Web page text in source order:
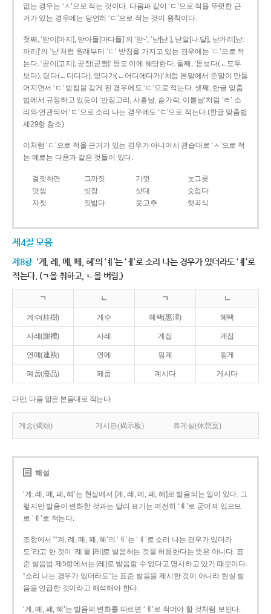
없는 경우는 ‘ㅅ’으로 적는 것이다. 다음과 같이 ‘ㄷ’으로 적을 뚜렷한 근
거가 있는 경우에는 당연히 ‘ㄷ’으로 적는 것이 원칙이다.
첫째, ‘맏이[마지], 맏아들[마다들]’의 ‘맏-’, ‘낟[낟ː], 낟알[나ː달], 낟가리[낟ː
까리]’의 ‘낟’처럼 원래부터 ‘ㄷ’ 받침을 가지고 있는 경우에는 ‘ㄷ’으로 적
는다. ‘곧이[고지], 곧장[곧짱]’ 등도 이에 해당한다. 둘째, ‘돋보다(←도두
보다), 딛다(←디디다), 얻다가(←어디에다가)’처럼 본말에서 준말이 만들
어지면서 ‘ㄷ’ 받침을 갖게 된 경우에도 ‘ㄷ’으로 적는다. 셋째, 한글 맞춤
법에서 규정하고 있듯이 ‘반짇고리, 사흗날, 숟가락, 이튿날’처럼 ‘ㄹ’ 소
리와 연관되어 ‘ㄷ’으로 소리 나는 경우에도 ‘ㄷ’으로 적는다.(한글 맞춤법
제29항 참조)
이처럼 ‘ㄷ’으로 적을 근거가 있는 경우가 아니어서 관습대로 ‘ㅅ’으로 적
는 예로는 다음과 같은 것들이 있다.
걸핏하면 그까짓 기껏
놋그릇
덧셈
빗장 삿대
숫접다
자칫
짓밟다 풋고추 햇곡식
제4절 모음
제8항 ‘계, 례, 몌, 폐, 혜’의 ‘ㅖ’는 ‘ㅔ’로 소리 나는 경우가 있더라도 ‘ㅖ’로
적는다. (ㄱ을 취하고, ㄴ을 버림.)
ㄱ ㄴ ㄱ ㄴ
계수(桂樹) 게수 혜택(惠澤) 헤택
사례(謝禮) 사레 계집 게집
연몌(連袂) 연메 핑계 핑게
폐품(廢品) 페품 계시다 게시다
다만, 다음 말은 본음대로 적는다.
게송(偈頌) 게시판(揭示板) 휴게실(休憩室)
해설
‘계, 례, 몌, 폐, 혜’는 현실에서 [게, 레, 메, 페, 헤]로 발음되는 일이 있다. 그
렇지만 발음이 변화한 것과는 달리 표기는 여전히 ‘ㅖ’로 굳어져 있으므
로 ‘ㅖ’로 적는다.
조항에서 “‘계, 례, 몌, 폐, 혜’의 ‘ㅖ’는 ‘ㅔ’로 소리 나는 경우가 있더라
도”라고 한 것이 ‘례’를 [레]로 발음하는 것을 허용한다는 뜻은 아니다. 표
준 발음법 제5항에서는 [레]로 발음할 수 없다고 명시하고 있기 때문이다.
“소리 나는 경우가 있더라도”는 표준 발음을 제시한 것이 아니라 현실 발
음을 언급한 것이라고 해석해야 한다.
‘계, 몌, 폐, 혜’는 발음의 변화를 따르면 ‘ㅔ’로 적어야 할 것처럼 보인다.